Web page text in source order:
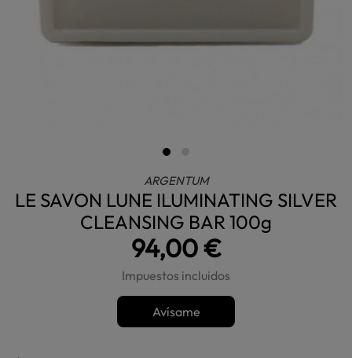
ARGENTUM
LE SAVON LUNE ILUMINATING SILVER
CLEANSING BAR 100g
94,00 €
Impuestos incluidos
Avísame